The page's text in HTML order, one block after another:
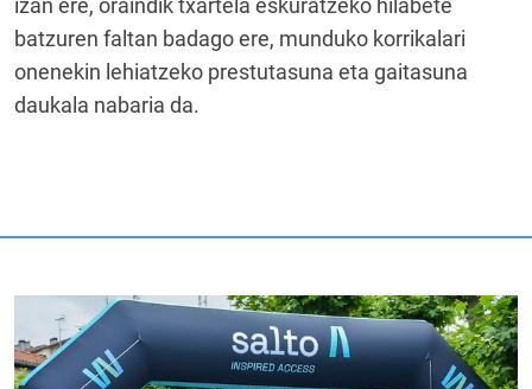
izan ere, oraindik txartela eskuratzeko hilabete
batzuren faltan badago ere, munduko korrikalari
onenekin lehiatzeko prestutasuna eta gaitasuna
daukala nabaria da.